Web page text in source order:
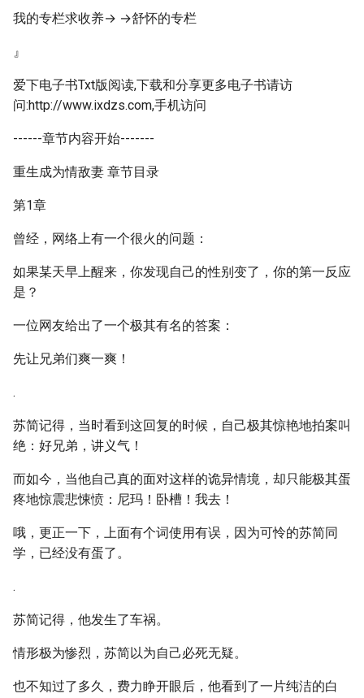
我的专栏求收养→ →舒怀的专栏
』
爱下电子书Txt版阅读,下载和分享更多电子书请访
问:http://www.ixdzs.com,手机访问
------章节内容开始-------
重生成为情敌妻 章节目录
第1章
曾经，网络上有一个很火的问题：
如果某天早上醒来，你发现自己的性别变了，你的第一反应
是？
一位网友给出了一个极其有名的答案：
先让兄弟们爽一爽！
.
苏简记得，当时看到这回复的时候，自己极其惊艳地拍案叫
绝：好兄弟，讲义气！
而如今，当他自己真的面对这样的诡异情境，却只能极其蛋
疼地惊震悲悚愤：尼玛！卧槽！我去！
哦，更正一下，上面有个词使用有误，因为可怜的苏简同
学，已经没有蛋了。
.
苏简记得，他发生了车祸。
情形极为惨烈，苏简以为自己必死无疑。
也不知过了多久，费力睁开眼后，他看到了一片纯洁的白